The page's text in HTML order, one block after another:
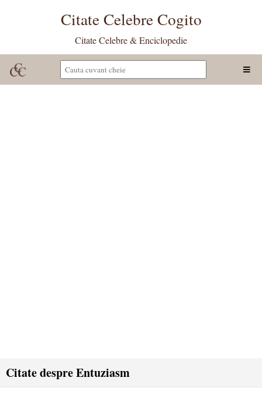
Citate Celebre Cogito
Citate Celebre & Enciclopedie
Citate despre Entuziasm